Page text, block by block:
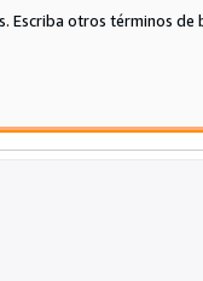
otros términos de